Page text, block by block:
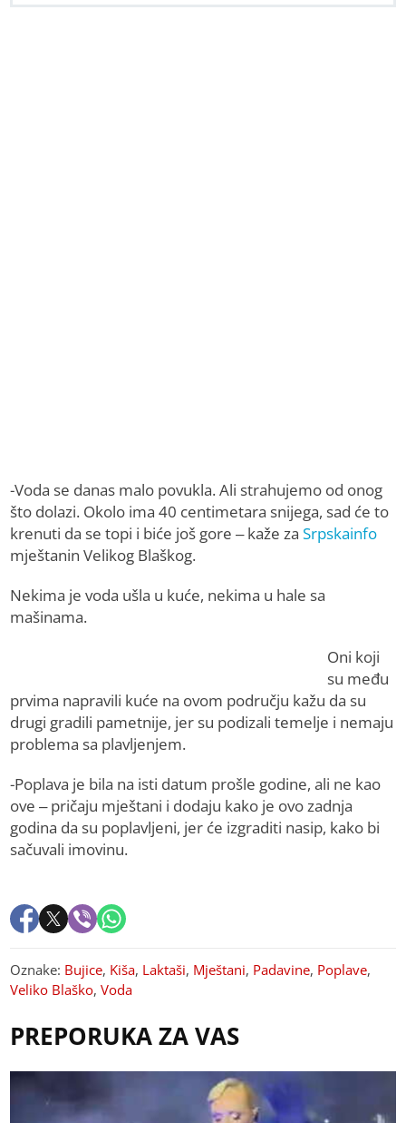
-Voda se danas malo povukla. Ali strahujemo od onog
što dolazi. Okolo ima 40 centimetara snijega, sad će to
krenuti da se topi i biće još gore – kaže zaSrpskainfo
mještanin Velikog Blaškog.
Nekima je voda ušla u kuće, nekima u hale sa
mašinama.
Oni koji
su među
prvima napravili kuće na ovom području kažu da su
drugi gradili pametnije, jer su podizali temelje i nemaju
problema sa plavljenjem.
-Poplava je bila na isti datum prošle godine, ali ne kao
ove – pričaju mještani i dodaju kako je ovo zadnja
godina da su poplavljeni, jer će izgraditi nasip, kako bi
sačuvali imovinu.
Oznake: Bujice, Kiša, Laktaši, Mještani, Padavine, Poplave,
Veliko Blaško,Voda
PREPORUKA ZA VAS